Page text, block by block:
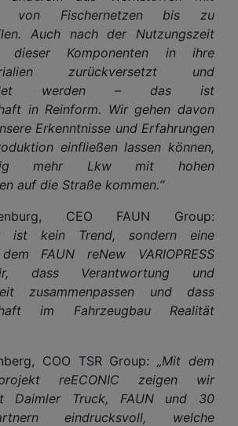
von Fischernetzen bis zu
Auch nach der Nutzungszeit
dieser Komponenten in ihre
zurückversetzt und
werden – das ist
in Reinform. Wir gehen davon
Erkenntnisse und Erfahrungen
einfließen lassen können,
mehr Lkw mit hohen
auf die Straße kommen.“
CEO FAUN Group:
ist kein Trend, sondern eine
FAUN reNew VARIOPRESS
dass Verantwortung und
zusammenpassen und dass
im Fahrzeugbau Realität
COO TSR Group: „Mit dem
reECONIC zeigen wir
Daimler Truck, FAUN und 30
eindrucksvoll, welche